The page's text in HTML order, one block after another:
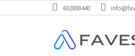
na
602800440